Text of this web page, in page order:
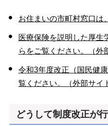
お住まいの市町村窓口は
医療保険を説明した厚生
らをご覧ください。（外
令和3年度改正（国民健
覧ください。（外部サイ
どうして制度改正が